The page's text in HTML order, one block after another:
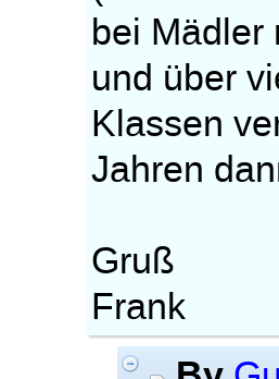
bei Mädler
und über
Klassen
Jahren
Gruß
Frank